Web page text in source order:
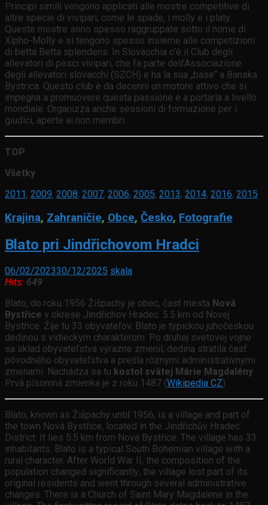
Principi simili vengono applicati alle mostre competitive di
altre specie di vivipari, come le spade, i molly e i platy.
Queste mostre sono spesso raggruppate sotto il nome di
Xipho-Molly e si tengono spesso insieme alle competizioni
di betta Betta splendens. In Slovacchia c’è il Club degli
allevatori di pesci vivipari, che fa parte dell’Associazione
degli allevatori slovacchi (SZCH) e ha la sua „base“ a Banska
Bystrica. Questo club è da decenni un motore attivo che si
impegna a promuovere questa passione e a portarla a livello
mondiale. Organizza anche sessioni di formazione per i
giudici, aperte ai non membri.
TOP
Všetky
2011 , 2009, 2008, 2007, 2006, 2005, 2013, 2014, 2016, 2015
Krajina, Zahraničie, Obce, Česko, Fotografie
Blato pri Jindřichovom Hradci
06/02/202330/12/2025 skala
Hits: 649
Blato, do roku 1956 Žišpachy je obec, časť mesta Nová
Bystřice v okrese Jindřichov Hradec. 5.5 km od Novej
Bystřice. Źije tu 33 obyvateľov. Blato je typickou juhočeskou
dedinou s vidieckym charakterom. Po druhej svetovej vojne
sa sklad obyvateľstva výrazne zmenil; dedina stratila časť
pôvodného obyvateľstva a prešla rôznymi administratívnymi
zmenami. Nachádza sa tu kostol svätej Márie Magdalény.
Prvá písomná zmienka je z roku 1487 (Wikipedia CZ).
Blato, known as Žišpachy until 1956, is a village and part of
the town Nová Bystřice, located in the Jindřichův Hradec
District. It lies 5.5 km from Nová Bystřice. The village has 33
inhabitants. Blato is a typical South Bohemian village with a
rural character. After World War II, the composition of the
population changed significantly; the village lost part of its
original residents and went through several administrative
changes. There is a Church of Saint Mary Magdalene in the